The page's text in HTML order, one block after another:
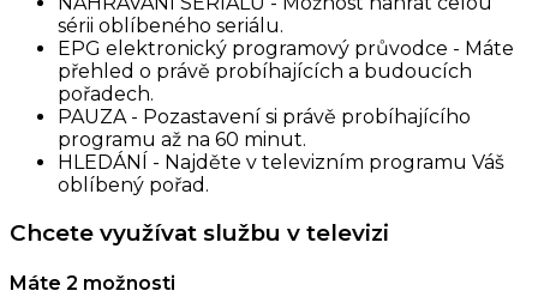
sérii oblíbeného seriálu.
EPG elektronický programový průvodce - Máte
přehled o právě probíhajících a budoucích
pořadech.
PAUZA - Pozastavení si právě probíhajícího
programu až na 60 minut.
HLEDÁNÍ - Najděte v televizním programu Váš
oblíbený pořad.
Chcete využívat službu v televizi
Máte 2 možnosti